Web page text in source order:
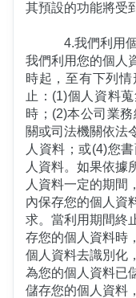
其預設的功能將受
4.我們利用
我們利用您的個人
時起，至有下列
止：(1)個人資料
時；(2)本公司業
關或司法機關依法
人資料；或(4)您
人資料。如果依據
人資料一定的期間
內保存您的個人資
求。當利用期間終
存您的個人資料時
個人資料去識別化
為您的個人資料已
儲存您的個人資料